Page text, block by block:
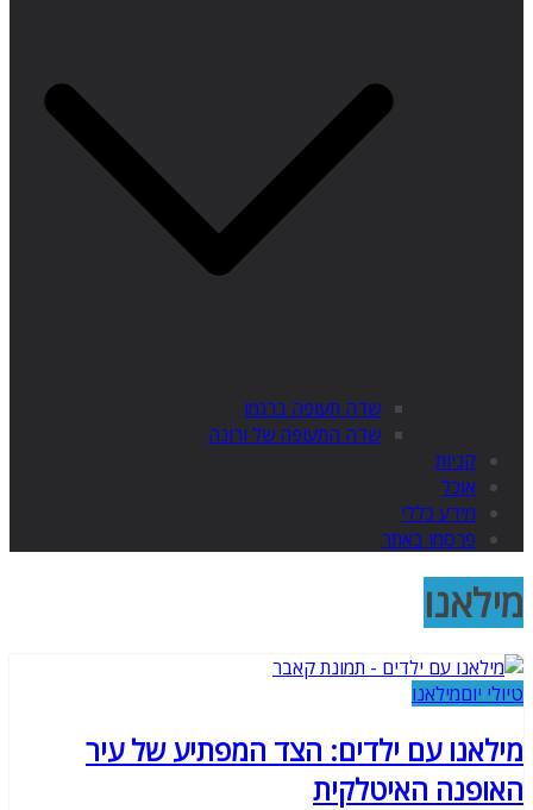
שדה תעופה ברגמו
שדה התעופה של ורונה
קניות
אוכל
מידע כללי
פרסמו באתר
מילאנו
טיולי יוםמילאנו
מילאנו עם ילדים: הצד המפתיע של עיר
האופנה האיטלקית